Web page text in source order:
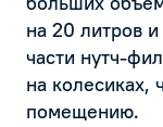
на 20 литров
части нутч-
на колесиках,
помещению.